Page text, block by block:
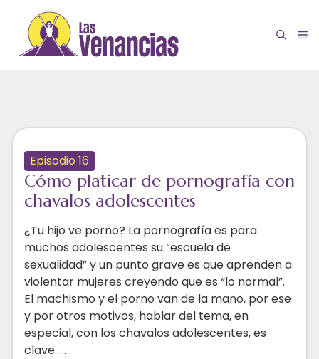
contenido
Episodio 16
Cómo platicar de pornografía con
chavalos adolescentes
¿Tu hijo ve porno? La pornografía es para
muchos adolescentes su “escuela de
sexualidad” y un punto grave es que aprenden a
violentar mujeres creyendo que es “lo normal”.
El machismo y el porno van de la mano, por ese
y por otros motivos, hablar del tema, en
especial, con los chavalos adolescentes, es
clave. ...